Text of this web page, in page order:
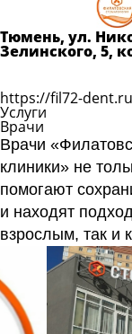
Тюмень, ул.
Зелинского, 5,
https://fil72-dent.ru
Услуги
Врачи
Врачи
клиники» не
помогают
и находят
взрослым, так и